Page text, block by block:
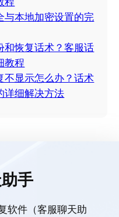
与本地加密设置的完
和恢复话术？客服话
教程
不显示怎么办？话术
详细解决方法
手
软件（客服聊天助